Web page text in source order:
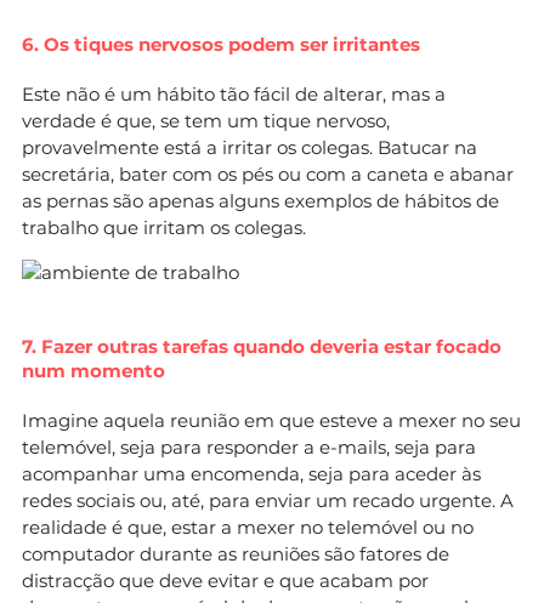
6. Os tiques nervosos podem ser irritantes
Este não é um hábito tão fácil de alterar, mas a
verdade é que, se tem um tique nervoso,
provavelmente está a irritar os colegas. Batucar na
secretária, bater com os pés ou com a caneta e abanar
as pernas são apenas alguns exemplos de hábitos de
trabalho que irritam os colegas.
7. Fazer outras tarefas quando deveria estar focado
num momento
Imagine aquela reunião em que esteve a mexer no seu
telemóvel, seja para responder a e-mails, seja para
acompanhar uma encomenda, seja para aceder às
redes sociais ou, até, para enviar um recado urgente. A
realidade é que, estar a mexer no telemóvel ou no
computador durante as reuniões são fatores de
distracção que deve evitar e que acabam por